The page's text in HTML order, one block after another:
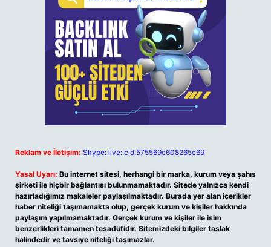
Reklam ve İletişim: Skype: live:.cid.575569c608265c69
Yasal Uyarı: Bu internet sitesi, herhangi bir marka, kurum veya şahıs
şirketi ile hiçbir bağlantısı bulunmamaktadır. Sitede yalnızca kendi
hazırladığımız makaleler paylaşılmaktadır. Burada yer alan içerikler
haber niteliği taşımamakta olup, gerçek kurum ve kişiler hakkında
paylaşım yapılmamaktadır. Gerçek kurum ve kişiler ile isim
benzerlikleri tamamen tesadüfidir. Sitemizdeki bilgiler taslak
halindedir ve tavsiye niteliği taşımazlar.